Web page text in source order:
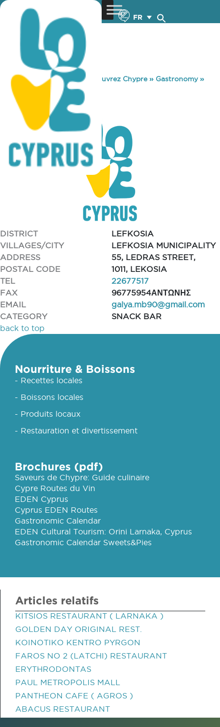
FR
You are here: Home »Découvrez Chypre» Gastronomy»
FYSA KAI MASA
FYSA KAI MASA
DISTRICT
LEFKOSIA
VILLAGES/CITY
LEFKOSIA MUNICIPALITY
ADDRESS
55, LEDRAS STREET,
POSTAL CODE
1011, LEKOSIA
TEL
22677517
FAX
96775954ΑΝΤΩΝΗΣ
EMAIL
galya.mb90@gmail.com
CATEGORY
SNACK BAR
back to top
Nourriture & Boissons
- Recettes locales
- Boissons locales
- Produits locaux
- Restauration et divertissement
Brochures (pdf)
Saveurs de Chypre: Guide culinaire
Cypre Routes du Vin
EDEN Cyprus
Cyprus EDEN Routes
Gastronomic Calendar
EDEN Cultural Tourism: Orini Larnaka, Cyprus
Gastronomic Calendar Sweets&Pies
Articles relatifs
KITSIOS RESTAURANT ( LARNAKA )
GOLDEN DAY ORIGINAL REST.
KOINOTIKO KENTRO PYRGON
FAROS NO 2 (LATCHI) RESTAURANT
ERYTHRODONTAS
PAUL METROPOLIS MALL
PANTHEON CAFE ( AGROS )
ABACUS RESTAURANT